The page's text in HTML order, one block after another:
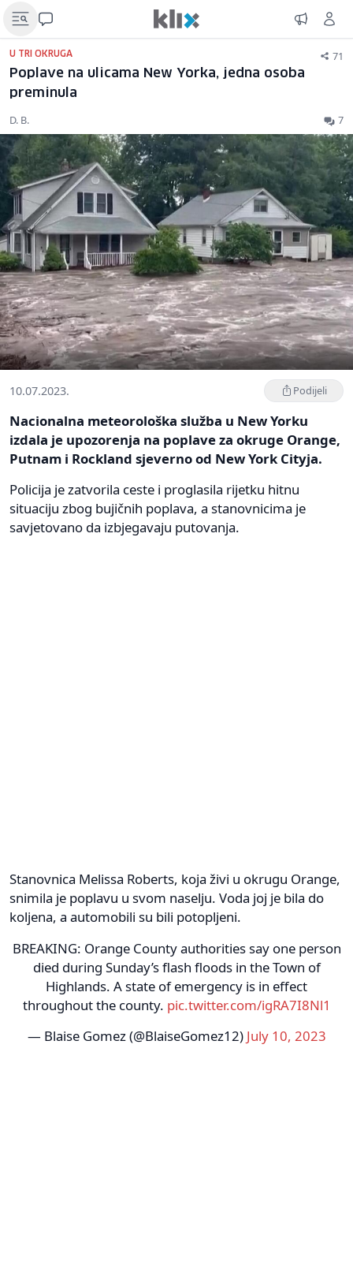
U TRI OKRUGA 71
Poplave na ulicama New Yorka, jedna osoba
preminula
D. B. 7
10.07.2023. Podijeli
Nacionalna meteorološka služba u New Yorku
izdala je upozorenja na poplave za okruge Orange,
Putnam i Rockland sjeverno od New York Cityja.
Policija je zatvorila ceste i proglasila rijetku hitnu
situaciju zbog bujičnih poplava, a stanovnicima je
savjetovano da izbjegavaju putovanja.
Stanovnica Melissa Roberts, koja živi u okrugu Orange,
snimila je poplavu u svom naselju. Voda joj je bila do
koljena, a automobili su bili potopljeni.
BREAKING: Orange County authorities say one person
died during Sunday’s flash floods in the Town of
Highlands. A state of emergency is in effect
throughout the county. pic.twitter.com/igRA7I8Nl1
— Blaise Gomez (@BlaiseGomez12) July 10, 2023